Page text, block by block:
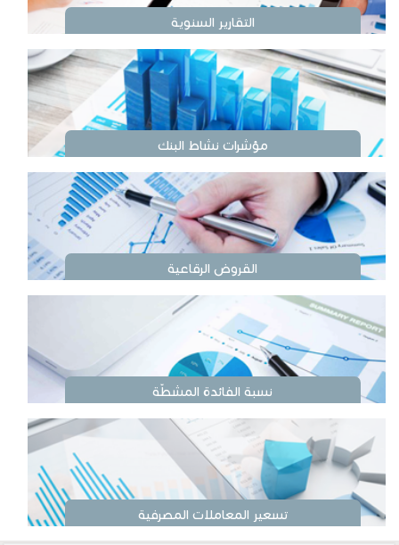
التقارير السنوية
مؤشرات نشاط البنك
القروض الرقاعية
نسبة الفائدة المشطّة
تسعير المعاملات المصرفية